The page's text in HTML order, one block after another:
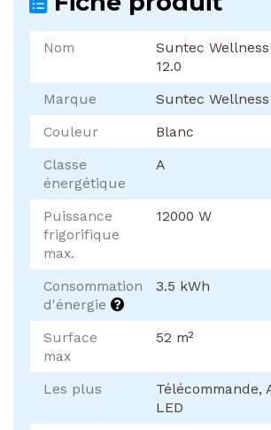
Nom
Suntec
12.0
Marque
Suntec Wellness
Couleur
Blanc
Classe
énergétique
A
Puissance
frigorifique
max.
12000 W
Consommation
d'énergie
3.5 kWh
Surface
max
52 m²
Les plus
Télécommande,
LED